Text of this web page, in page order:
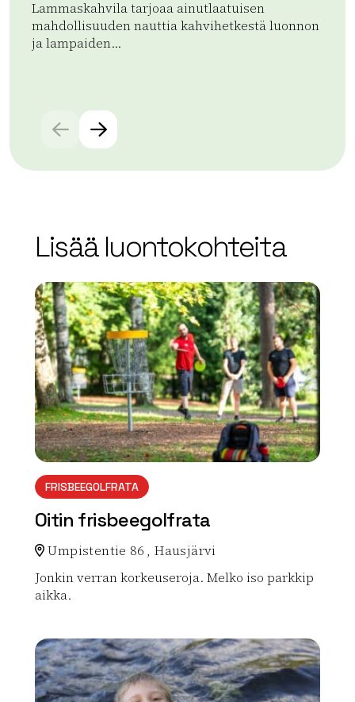
Lammaskahvila tarjoaa ainutlaatuisen
mahdollisuuden nauttia kahvihetkestä luonnon
ja lampaiden...
Lisää luontokohteita
array(0) { }
FRISBEEGOLFRATA
Oitin frisbeegolfrata
Umpistentie 86 , Hausjärvi
Jonkin verran korkeuseroja. Melko iso parkkip
aikka.
array(0) { }